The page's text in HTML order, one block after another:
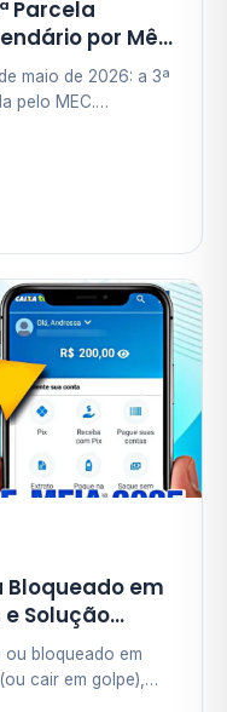
Parcela
por Mês
Como Sacar
maio de 2026: a 3ª
pelo MEC.
em
e Solução
Tem
bloqueado em
cair em golpe),